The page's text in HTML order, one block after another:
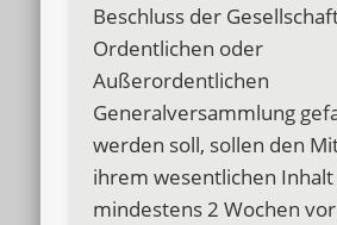
Beschluss der
Ordentlichen oder
Außerordentlichen
Generalversammlung
werden soll, sollen den
ihrem wesentlichen Inhalt
mindestens 2 Wochen